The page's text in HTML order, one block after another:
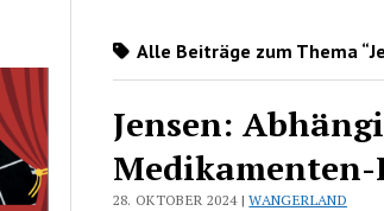
Alle Beiträge zum Thema
Jensen:
28. OKTOBER 2024 |WANGERLAND